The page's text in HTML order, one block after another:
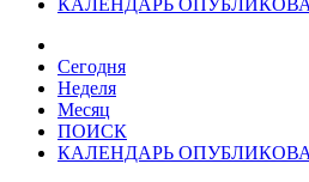
КАЛЕНДАРЬ
Сегодня
Неделя
Месяц
ПОИСК
КАЛЕНДАРЬ